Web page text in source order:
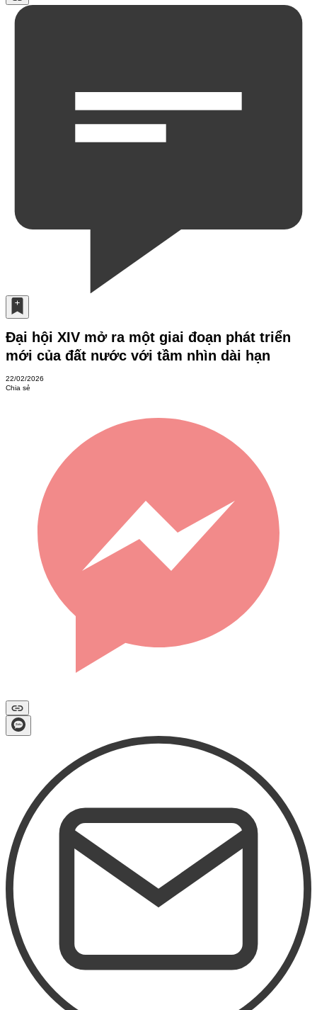
Đại hội XIV mở ra một giai đoạn phát triển
mới của đất nước với tầm nhìn dài hạn
22/02/2026
Chia sẻ